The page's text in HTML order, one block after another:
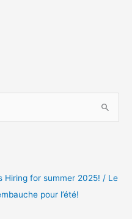
Hiring for summer 2025! / Le
pour l’été!